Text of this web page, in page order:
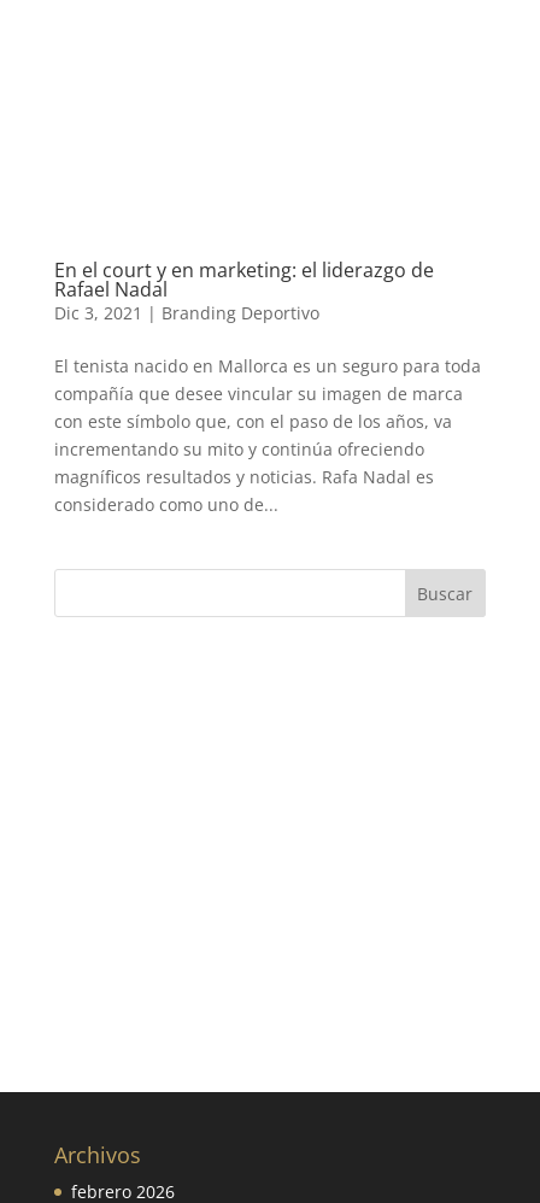
En el court y en marketing: el liderazgo de
Rafael Nadal
Dic 3, 2021 | Branding Deportivo
El tenista nacido en Mallorca es un seguro para toda
compañía que desee vincular su imagen de marca
con este símbolo que, con el paso de los años, va
incrementando su mito y continúa ofreciendo
magníficos resultados y noticias. Rafa Nadal es
considerado como uno de...
Archivos
febrero 2026